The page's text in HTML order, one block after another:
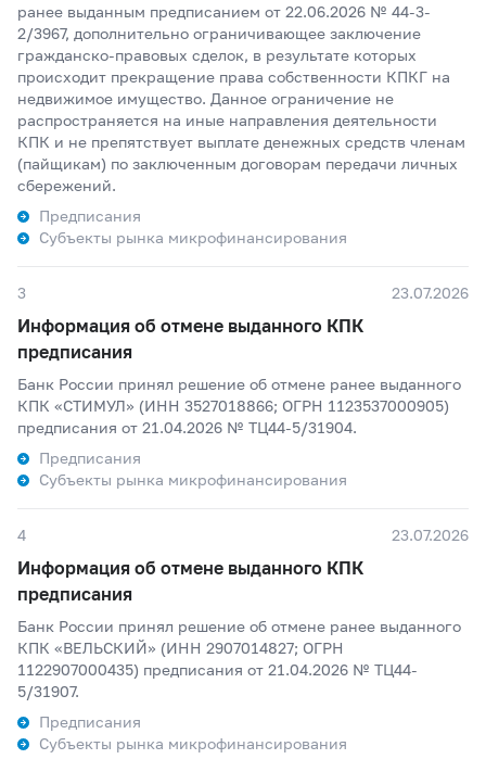
ранее выданным предписанием от 22.06.2026 № 44-3-
2/3967, дополнительно ограничивающее заключение
гражданско-правовых сделок, в результате которых
происходит прекращение права собственности КПКГ на
недвижимое имущество. Данное ограничение не
распространяется на иные направления деятельности
КПК и не препятствует выплате денежных средств членам
(пайщикам) по заключенным договорам передачи личных
сбережений.
Предписания
Субъекты рынка микрофинансирования
3 23.07.2026
Информация об отмене выданного КПК
предписания
Банк России принял решение об отмене ранее выданного
КПК «СТИМУЛ» (ИНН 3527018866; ОГРН 1123537000905)
предписания от 21.04.2026 № ТЦ44-5/31904.
Предписания
Субъекты рынка микрофинансирования
4 23.07.2026
Информация об отмене выданного КПК
предписания
Банк России принял решение об отмене ранее выданного
КПК «ВЕЛЬСКИЙ» (ИНН 2907014827; ОГРН
1122907000435) предписания от 21.04.2026 № ТЦ44-
5/31907.
Предписания
Субъекты рынка микрофинансирования